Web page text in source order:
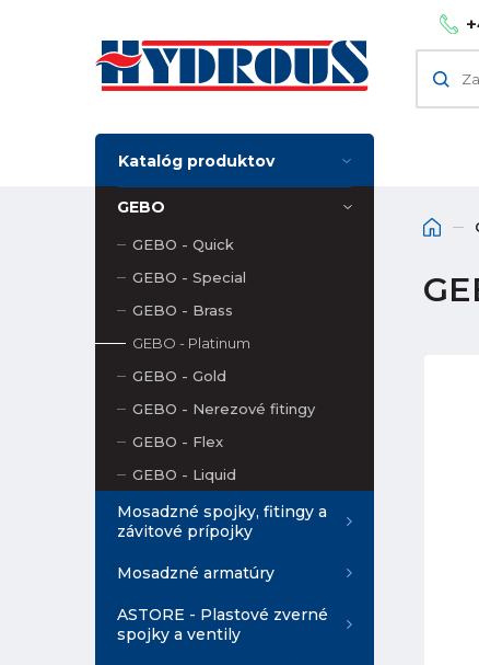
Katalóg produktov
GEBO
GEBO - Quick
GEBO - Special
GEBO - Brass
GEBO - Platinum
GEBO - Gold
GEBO - Nerezové fitingy
GEBO - Flex
GEBO - Liquid
Mosadzné spojky, fitingy a
závitové prípojky
Mosadzné armatúry
ASTORE - Plastové zverné
spojky a ventily